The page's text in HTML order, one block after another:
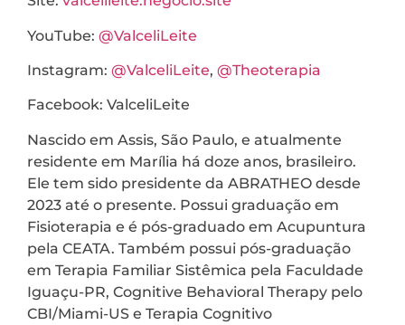
YouTube: @ValceliLeite
Instagram: @ValceliLeite, @Theoterapia
Facebook: ValceliLeite
Nascido em Assis, São Paulo, e atualmente
residente em Marília há doze anos, brasileiro.
Ele tem sido presidente da ABRATHEO desde
2023 até o presente. Possui graduação em
Fisioterapia e é pós-graduado em Acupuntura
pela CEATA. Também possui pós-graduação
em Terapia Familiar Sistêmica pela Faculdade
Iguaçu-PR, Cognitive Behavioral Therapy pelo
CBI/Miami-US e Terapia Cognitivo